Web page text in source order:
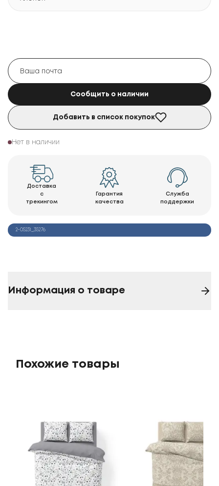
Сообщить о наличии
Добавить в список покупок
Нет в наличии
Доставка
с
трекингом
Гарантия
качества
Служба
поддержки
2-05231_35276
Информация о товаре
Похожие товары